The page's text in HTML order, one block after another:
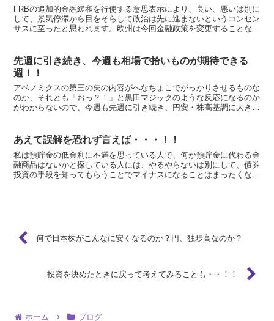
FRBの追加的金融緩和を行使する意思表示により、良い、悪いは別に
して、景気停滞から目をそらして政治は先に進まないというコンセン
サスに至ったと思われます。欧州は今回金融政策を変更することなく
先週に引き続き、今週も相場で拾いものが期待できる
週！！
アベノミクスの第三の矢の内容がへなちょこでがっかりさせるものな
のか、それとも「おっ？！」と黒田マジックのような反応になるのか
がわからないので、今週も先週に引き続き、円安・株高基調に大きく
あえて誤解を恐れず言えば・・・！！
私は預貯金の低金利に不満を思っている人で、何か預貯金に代わる金
融商品はないかと探している人には、やるやらないは別にして、債券
投資の手段を知ってもらうことでマイナスになることはまったくな
何で日本株がこんなに安くなるのか？円、独歩高なのか？
投資を決めたときに戻って考えてみることも・・！！
ホーム ブログ